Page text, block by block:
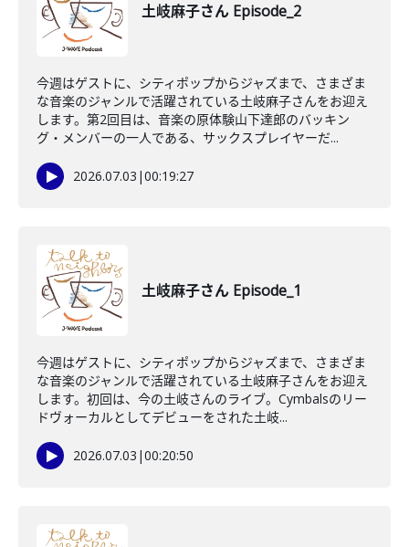
土岐麻子さん Episode_2
今週はゲストに、シティポップからジャズまで、さまざま
な音楽のジャンルで活躍されている土岐麻子さんをお迎え
します。第2回目は、音楽の原体験山下達郎のバッキン
グ・メンバーの一人である、サックスプレイヤーだ...
2026.07.03 |00:19:27
土岐麻子さん Episode_1
今週はゲストに、シティポップからジャズまで、さまざま
な音楽のジャンルで活躍されている土岐麻子さんをお迎え
します。初回は、今の土岐さんのライブ。Cymbalsのリー
ドヴォーカルとしてデビューをされた土岐...
2026.07.03 |00:20:50